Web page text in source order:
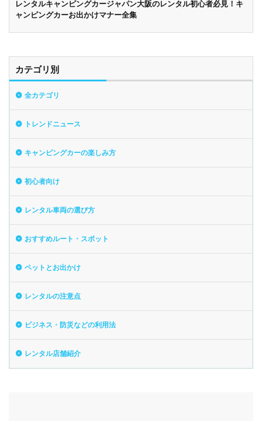
レンタルキャンピングカージャパン大阪のレンタル初心者必見！キ
ャンピングカーお出かけマナー全集
カテゴリ別
全カテゴリ
トレンドニュース
キャンピングカーの楽しみ方
初心者向け
レンタル車両の選び方
おすすめルート・スポット
ペットとお出かけ
レンタルの注意点
ビジネス・防災などの利用法
レンタル店舗紹介